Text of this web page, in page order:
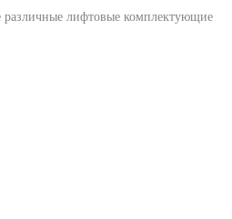
различные лифтовые комплектующие